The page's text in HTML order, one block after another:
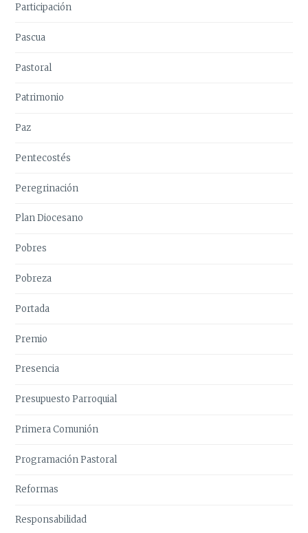
Participación
Pascua
Pastoral
Patrimonio
Paz
Pentecostés
Peregrinación
Plan Diocesano
Pobres
Pobreza
Portada
Premio
Presencia
Presupuesto Parroquial
Primera Comunión
Programación Pastoral
Reformas
Responsabilidad